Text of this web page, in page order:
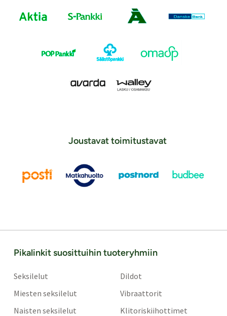
Joustavat toimitustavat
Pikalinkit suosittuihin tuoteryhmiin
Seksilelut
Miesten seksilelut
Naisten seksilelut
Dildot
Vibraattorit
Klitoriskiihottimet